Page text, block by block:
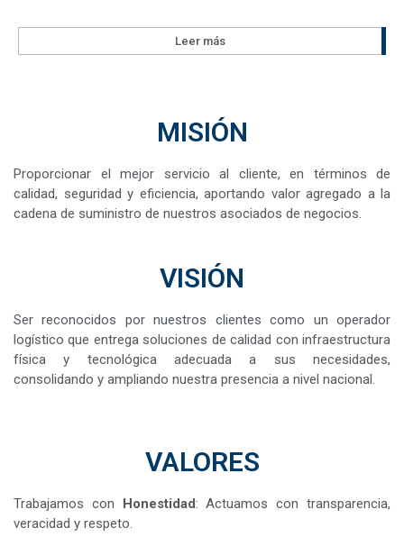
Leer más
MISIÓN
Proporcionar el mejor servicio al cliente, en términos de
calidad, seguridad y eficiencia, aportando valor agregado a la
cadena de suministro de nuestros asociados de negocios.
VISIÓN
Ser reconocidos por nuestros clientes como un operador
logístico que entrega soluciones de calidad con infraestructura
física y tecnológica adecuada a sus necesidades,
consolidando y ampliando nuestra presencia a nivel nacional.
VALORES
Trabajamos con Honestidad: Actuamos con transparencia,
veracidad y respeto.